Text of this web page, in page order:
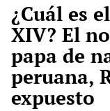
¿Cuál es
XIV? El
papa de
peruana,
expuesto